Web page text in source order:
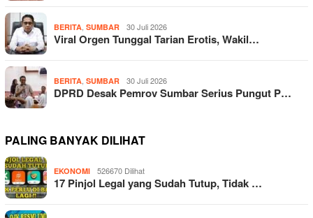
BERITA, SUMBAR 30 Juli 2026
Viral Orgen Tunggal Tarian Erotis, Wakil…
BERITA, SUMBAR 30 Juli 2026
DPRD Desak Pemrov Sumbar Serius Pungut P…
PALING BANYAK DILIHAT
EKONOMI 526670 Dilihat
17 Pinjol Legal yang Sudah Tutup, Tidak …